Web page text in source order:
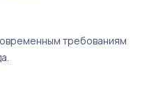
требованиям